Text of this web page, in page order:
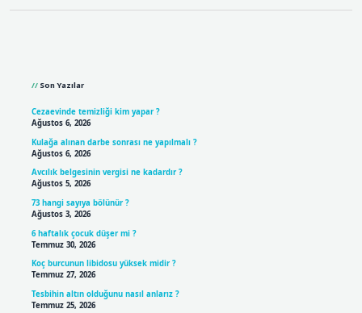
Son Yazılar
Cezaevinde temizliği kim yapar ?
Ağustos 6, 2026
Kulağa alınan darbe sonrası ne yapılmalı ?
Ağustos 6, 2026
Avcılık belgesinin vergisi ne kadardır ?
Ağustos 5, 2026
73 hangi sayıya bölünür ?
Ağustos 3, 2026
6 haftalık çocuk düşer mi ?
Temmuz 30, 2026
Koç burcunun libidosu yüksek midir ?
Temmuz 27, 2026
Tesbihin altın olduğunu nasıl anlarız ?
Temmuz 25, 2026